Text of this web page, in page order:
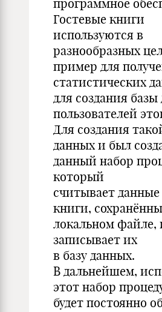
программное
Гостевые книги
используются в
разнообразных
пример для
статистических
для создания
пользователей
Для создания
данных и был
данный набор
который
считывает данные
книги,
локальном файле,
записывает их
в базу данных.
В дальнейшем,
этот набор
будет постоянно